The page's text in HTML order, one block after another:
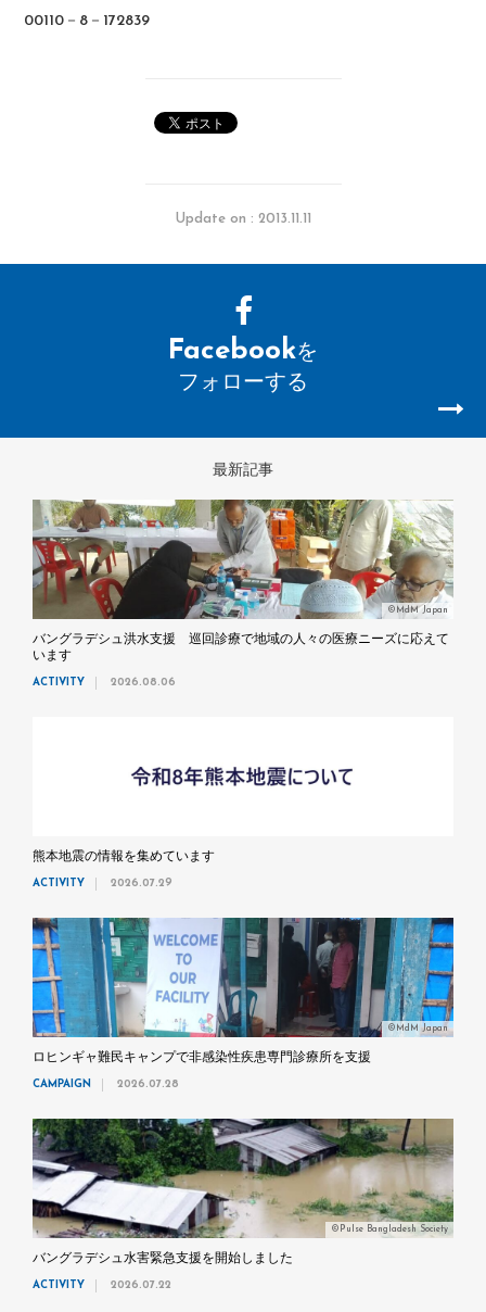
00110－8－172839
Update on : 2013.11.11
Facebookを
フォローする
最新記事
©MdM Japan
バングラデシュ洪水支援 巡回診療で地域の人々の医療ニーズに応えて
います
ACTIVITY 2026.08.06
熊本地震の情報を集めています
ACTIVITY 2026.07.29
©MdM Japan
ロヒンギャ難民キャンプで非感染性疾患専門診療所を支援
CAMPAIGN 2026.07.28
©Pulse Bangladesh Society
バングラデシュ水害緊急支援を開始しました
ACTIVITY 2026.07.22